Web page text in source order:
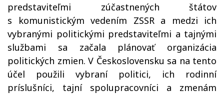
predstaviteľmi zúčastnených štátov
s komunistickým vedením ZSSR a medzi ich
vybranými politickými predstaviteľmi a tajnými
službami sa začala plánovať organizácia
politických zmien. V Československu sa na tento
účel použili vybraní politici, ich rodinní
príslušníci, tajní spolupracovníci a zmenám